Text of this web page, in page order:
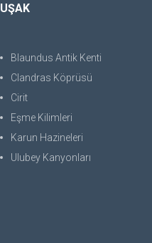
UŞAK
Blaundus Antik Kenti
Clandras Köprüsü
Cirit
Eşme Kilimleri
Karun Hazineleri
Ulubey Kanyonları